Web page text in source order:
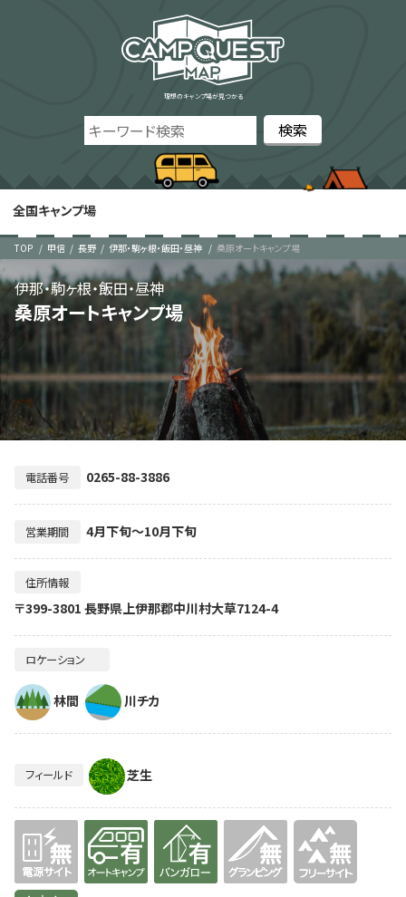
理想のキャンプ場が見つかる
全国キャンプ場
TOP 甲信 長野 伊那・駒ヶ根・飯田・昼神 桑原オートキャンプ場
桑原オートキャンプ場
伊那・駒ヶ根・飯田・昼神
電話番号 0265-88-3886
営業期間 4月下旬～10月下旬
住所情報
〒399-3801 長野県上伊那郡中川村大草7124-4
ロケーション
林間 川チカ
フィールド 芝生
無 有り 有り